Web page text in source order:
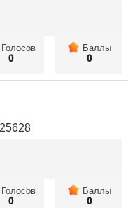
0
Баллы
0
0
Баллы
0